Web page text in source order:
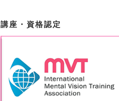
講座・資格認定